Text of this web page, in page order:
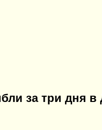
за три дня